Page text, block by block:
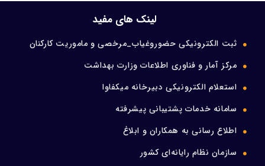
لینک های مفید
ثبت الکترونیکی حضوروغیاب_مرخصی و ماموریت کارکنان
مرکز آمار و فناوری اطلاعات وزارت بهداشت
استعلام الکترونیکی دبیرخانه میکفاوا
سامانه خدمات پشتیبانی پیشرفته
اطلاع رسانی به همکاران و ابلاغ
سازمان نظام رایانه‌ای کشور